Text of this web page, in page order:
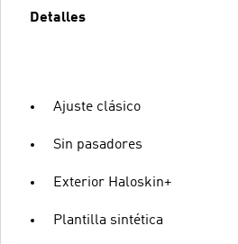
Detalles
Ajuste clásico
Sin pasadores
Exterior Haloskin+
Plantilla sintética